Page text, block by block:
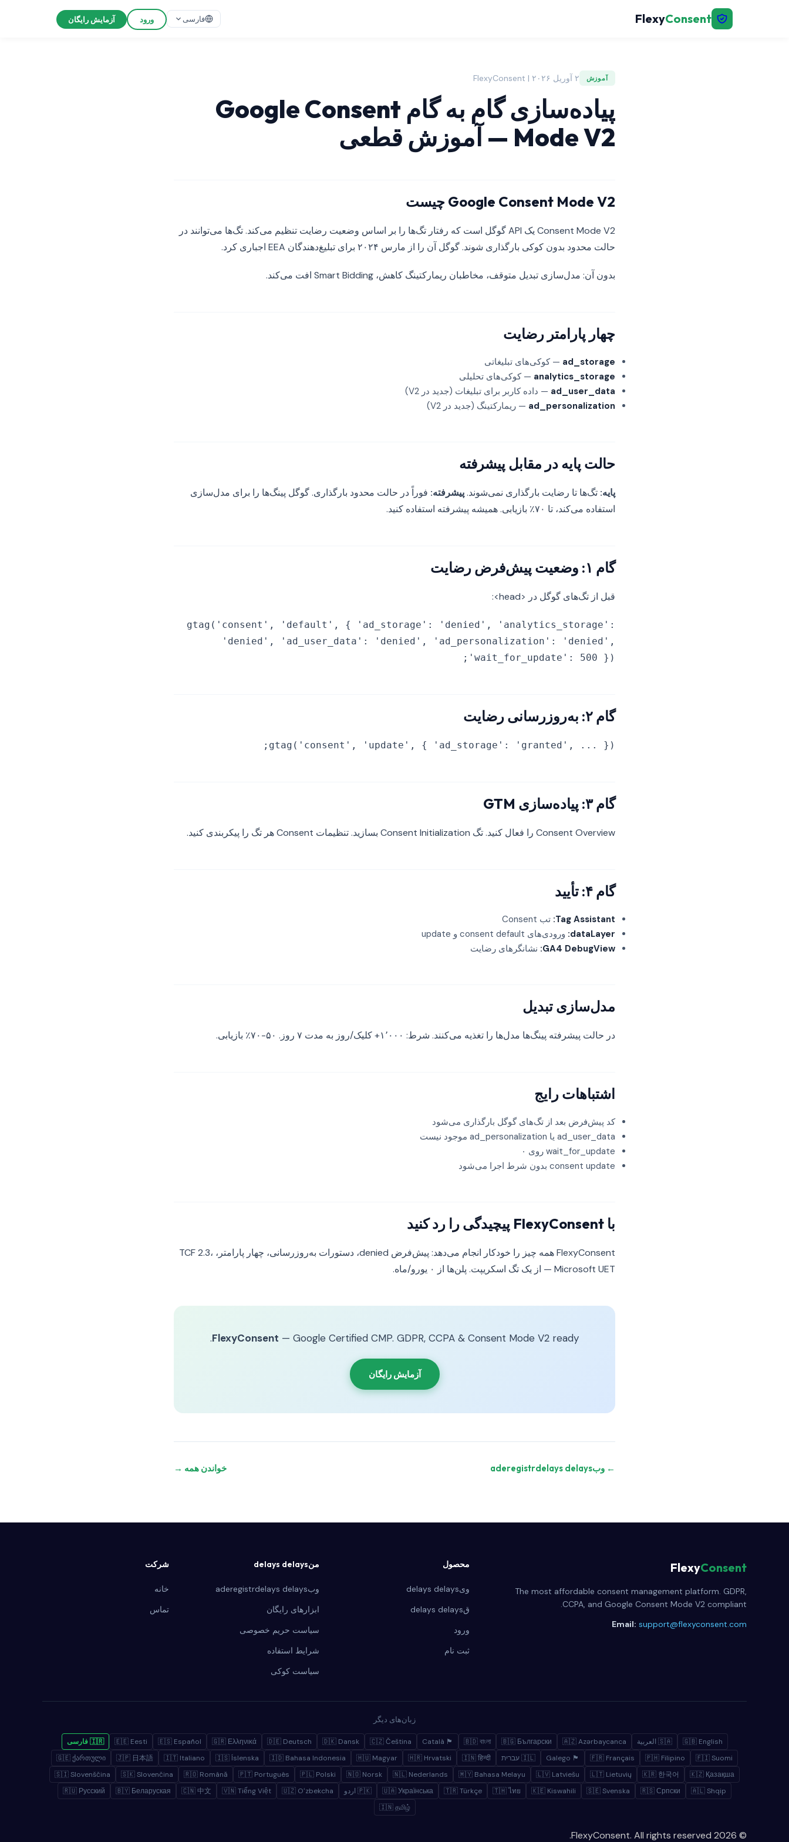
FlexyConsent فارسی ورود آزمایش رایگان
آموزش ۲ آوریل ۲۰۲۶ | FlexyConsent
پیاده‌سازی گام به گام Google Consent
Mode V2 — آموزش قطعی
Google Consent Mode V2 چیست
Consent Mode V2 یک API گوگل است که رفتار تگ‌ها را بر اساس وضعیت رضایت تنظیم می‌کند. تگ‌ها می‌توانند در
حالت محدود بدون کوکی بارگذاری شوند. گوگل آن را از مارس ۲۰۲۴ برای تبلیغ‌دهندگان EEA اجباری کرد.
بدون آن: مدل‌سازی تبدیل متوقف، مخاطبان ریمارکتینگ کاهش، Smart Bidding افت می‌کند.
چهار پارامتر رضایت
ad_storage — کوکی‌های تبلیغاتی
analytics_storage — کوکی‌های تحلیلی
ad_user_data — داده کاربر برای تبلیغات (جدید در V2)
ad_personalization — ریمارکتینگ (جدید در V2)
حالت پایه در مقابل پیشرفته
پایه: تگ‌ها تا رضایت بارگذاری نمی‌شوند.پیشرفته: فوراً در حالت محدود بارگذاری. گوگل پینگ‌ها را برای مدل‌سازی
استفاده می‌کند، تا ۷۰٪ بازیابی. همیشه پیشرفته استفاده کنید.
گام ۱: وضعیت پیش‌فرض رضایت
قبل از تگ‌های گوگل در <head>:
gtag('consent', 'default', { 'ad_storage': 'denied', 'analytics_storage':
'denied', 'ad_user_data': 'denied', 'ad_personalization': 'denied',
'wait_for_update': 500 });
گام ۲: به‌روزرسانی رضایت
gtag('consent', 'update', { 'ad_storage': 'granted', ... });
گام ۳: پیاده‌سازی GTM
Consent Overview را فعال کنید. تگ Consent Initialization بسازید. تنظیمات Consent هر تگ را پیکربندی کنید.
گام ۴: تأیید
Tag Assistant: تب Consent
dataLayer: ورودی‌های consent default و update
GA4 DebugView: نشانگرهای رضایت
مدل‌سازی تبدیل
در حالت پیشرفته پینگ‌ها مدل‌ها را تغذیه می‌کنند. شرط: ۱٬۰۰۰+ کلیک/روز به مدت ۷ روز. ۵۰-۷۰٪ بازیابی.
اشتباهات رایج
کد پیش‌فرض بعد از تگ‌های گوگل بارگذاری می‌شود
ad_user_data یا ad_personalization موجود نیست
wait_for_update روی ۰
consent update بدون شرط اجرا می‌شود
با FlexyConsent پیچیدگی را رد کنید
FlexyConsent همه چیز را خودکار انجام می‌دهد: پیش‌فرض denied، دستورات به‌روزرسانی، چهار پارامتر، TCF 2.3،
Microsoft UET — از یک تگ اسکریپت. پلن‌ها از ۰ یورو/ماه.
FlexyConsent — Google Certified CMP. GDPR, CCPA & Consent Mode V2 ready.
آزمایش رایگان
← وبaderegistrdelays delays خواندن همه →
FlexyConsent
The most affordable consent management platform. GDPR,
CCPA, and Google Consent Mode V2 compliant.
Email: support@flexyconsent.com
محصول
ویdelays delays
قdelays delays
ورود
ثبت نام
منdelays delays
وبaderegistrdelays delays
ابزارهای رایگان
سیاست حریم خصوصی
شرایط استفاده
سیاست کوکی
شرکت
خانه
تماس
زبان‌های دیگر
🇬🇧 English 🇸🇦 العربية 🇦🇿 Azərbaycanca
🇧🇬 Български
🇧🇩 বাংলা
🏴 Català
🇨🇿 Čeština
🇩🇰 Dansk
🇩🇪 Deutsch
🇬🇷 Ελληνικά
🇪🇸 Español
🇪🇪 Eesti
🇮🇷 فارسی
🇫🇮 Suomi
🇵🇭 Filipino
🇫🇷 Français
🏴 Galego 🇮🇱 עברית 🇮🇳 हिन्दी
🇭🇷 Hrvatski
🇭🇺 Magyar
🇮🇩 Bahasa Indonesia
🇮🇸 Íslenska
🇮🇹 Italiano
🇯🇵 日本語
🇬🇪 ქართული
🇰🇿 Қазақша
🇰🇷 한국어
🇱🇹 Lietuvių
🇱🇻 Latviešu
🇲🇾 Bahasa Melayu
🇳🇱 Nederlands
🇳🇴 Norsk
🇵🇱 Polski
🇵🇹 Português
🇷🇴 Română
🇸🇰 Slovenčina
🇸🇮 Slovenščina
🇦🇱 Shqip
🇷🇸 Српски
🇸🇪 Svenska
🇰🇪 Kiswahili
🇹🇭 ไทย
🇹🇷 Türkçe
🇺🇦 Українська 🇵🇰 اردو 🇺🇿 Oʻzbekcha
🇻🇳 Tiếng Việt
🇨🇳 中文
🇧🇾 Беларуская
🇷🇺 Русский
🇮🇳 தமிழ்
© 2026 FlexyConsent. All rights reserved.